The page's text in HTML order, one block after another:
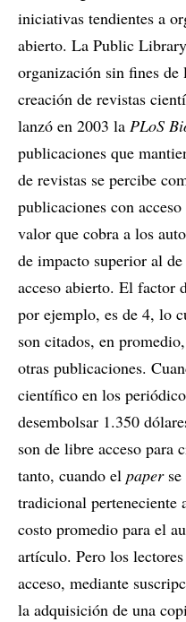
iniciativas tendientes a
abierto. La Public
organización sin fines
creación de revistas
lanzó en 2003 la PLoS
publicaciones que
de revistas se percibe
publicaciones con
valor que cobra a los
de impacto superior al
acceso abierto. El factor
por ejemplo, es de 4, lo
son citados, en
otras publicaciones.
científico en los
desembolsar 1.350
son de libre acceso
tanto, cuando el paperse
tradicional perteneciente
costo promedio para el
artículo. Pero los
acceso, mediante
la adquisición de una